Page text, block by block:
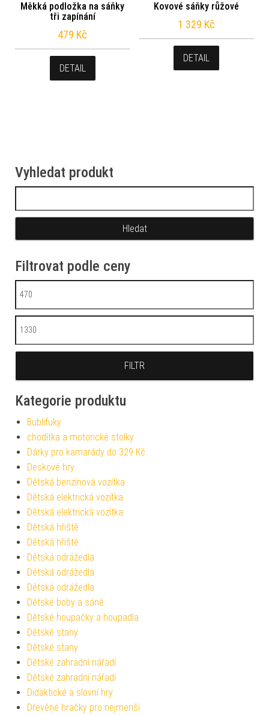
Měkká podložka na sáňky
tři zapínání
479 Kč
DETAIL
Kovové sáňky růžové
1 329 Kč
DETAIL
Vyhledat produkt
Filtrovat podle ceny
Minimální cena
Maximální cena
FILTR
Kategorie produktu
Bublifuky
chodítka a motorické stolky
Dárky pro kamarády do 329 Kč
Deskové hry
Dětská benzínová vozítka
Dětská elektrická vozítka
Dětská elektrická vozítka
Dětská hřiště
Dětská hřiště
Dětská odrážedla
Dětská odrážedla
Dětská odrážedla
Dětské boby a sáně
Dětské houpačky a houpadla
Dětské stany
Dětské stany
Dětské zahradní nářadí
Dětské zahradní nářadí
Didaktické a slovní hry
Dřevěné hračky pro nejmenší